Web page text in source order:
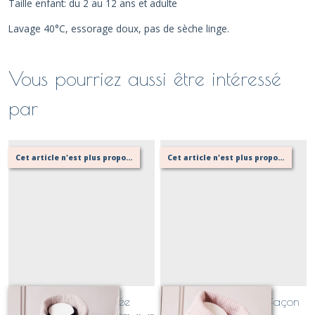
Taille enfant: du 2 au 12 ans et adulte
Lavage 40°C, essorage doux, pas de sèche linge.
Vous pourriez aussi être intéressé
par
Cet article n'est plus proposé, retournez au menu principal ou contactez moi!
Echarpe boutonnée
Cet article n'est plus proposé, retournez au menu principal ou contactez moi!
Echarpe boutonnée façon